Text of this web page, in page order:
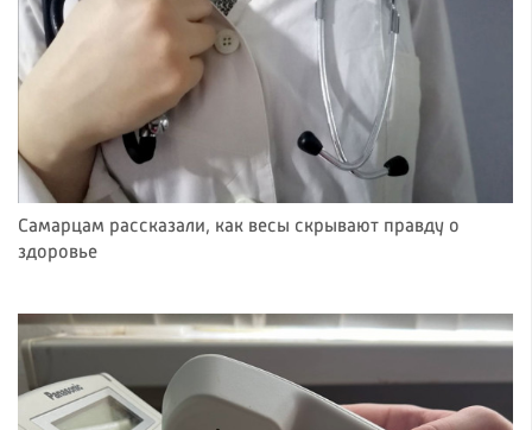
Самарцам рассказали, как весы скрывают правду о
здоровье